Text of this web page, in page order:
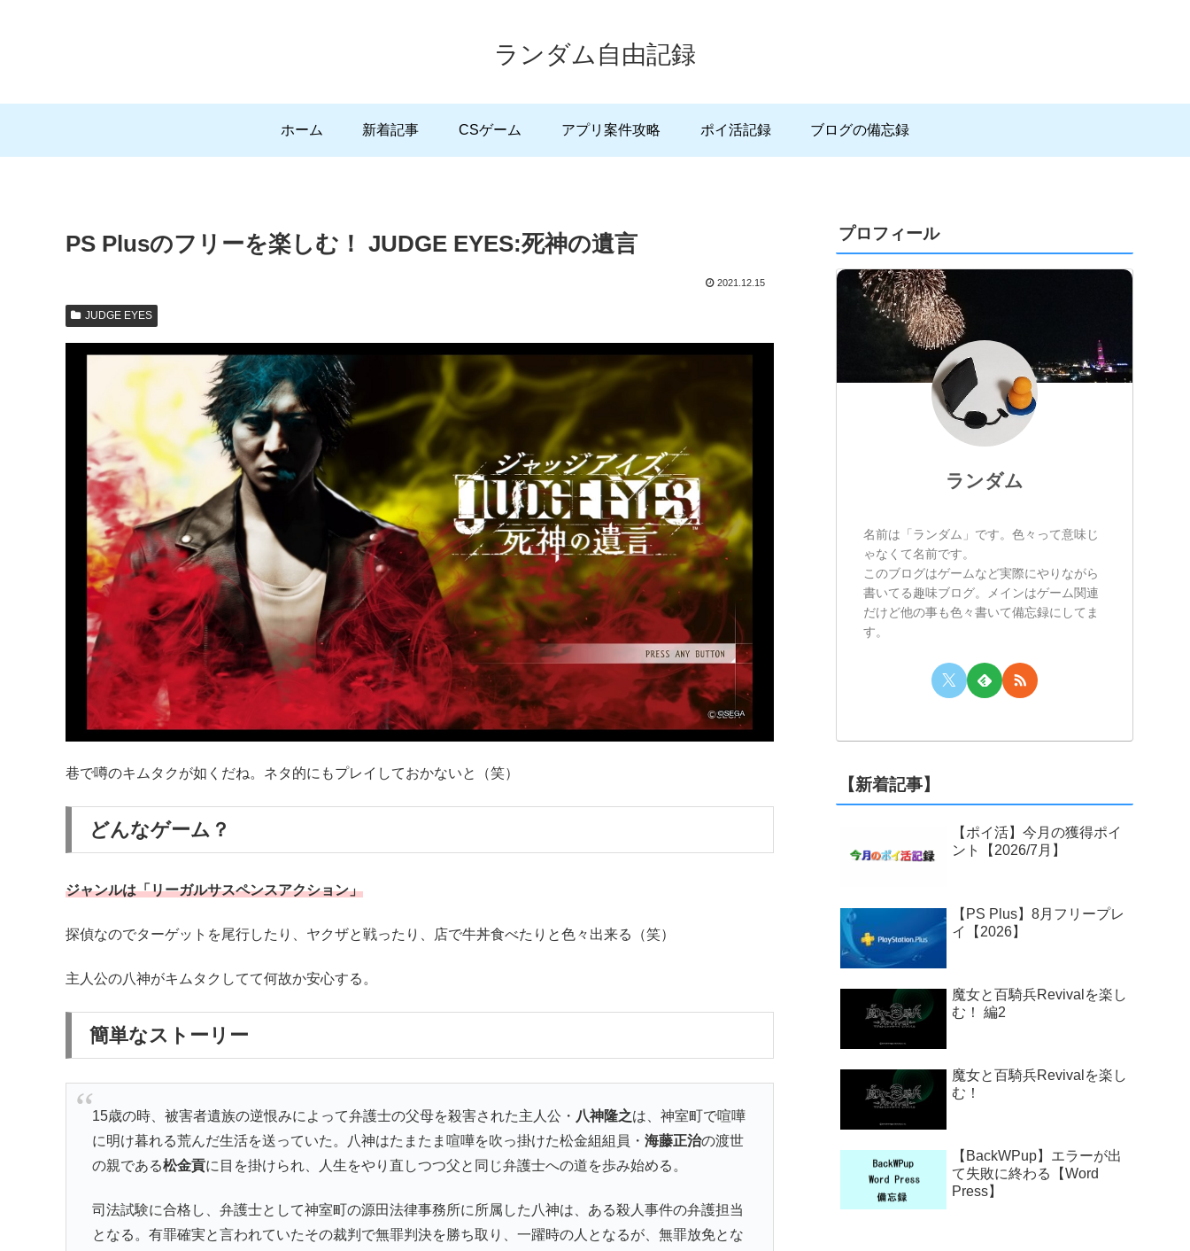
ランダム自由記録
ホーム 新着記事 CSゲーム アプリ案件攻略 ポイ活記録 ブログの備忘録
PS Plusのフリーを楽しむ！ JUDGE EYES:死神の遺言
2021.12.15
JUDGE EYES
巷で噂のキムタクが如くだね。ネタ的にもプレイしておかないと（笑）
どんなゲーム？
ジャンルは「リーガルサスペンスアクション」
探偵なのでターゲットを尾行したり、ヤクザと戦ったり、店で牛丼食べたりと色々出来る（笑）
主人公の八神がキムタクしてて何故か安心する。
簡単なストーリー
15歳の時、被害者遺族の逆恨みによって弁護士の父母を殺害された主人公・ 八神隆之は、神室町で喧嘩
に明け暮れる荒んだ生活を送っていた。八神はたまたま喧嘩を吹っ掛けた松金組組員・ 海藤正治の渡世
の親である松金貢に目を掛けられ、人生をやり直しつつ父と同じ弁護士への道を歩み始める。
司法試験に合格し、弁護士として神室町の源田法律事務所に所属した八神は、ある殺人事件の弁護担当
となる。有罪確実と言われていたその裁判で無罪判決を勝ち取り、一躍時の人となるが、無罪放免とな
プロフィール
ランダム
名前は「ランダム」です。色々って意味じ
ゃなくて名前です。
このブログはゲームなど実際にやりながら
書いてる趣味ブログ。メインはゲーム関連
だけど他の事も色々書いて備忘録にしてま
す。
【新着記事】
【ポイ活】今月の獲得ポイ
ント【2026/7月】
【PS Plus】8月フリープレ
イ【2026】
魔女と百騎兵Revivalを楽し
む！ 編2
魔女と百騎兵Revivalを楽し
む！
【BackWPup】エラーが出
て失敗に終わる【Word
Press】